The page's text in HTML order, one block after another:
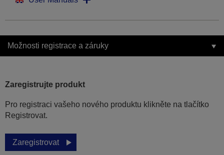
Možnosti registrace a záruky
Zaregistrujte produkt
Pro registraci vašeho nového produktu klikněte na tlačítko
Registrovat.
Zaregistrovat